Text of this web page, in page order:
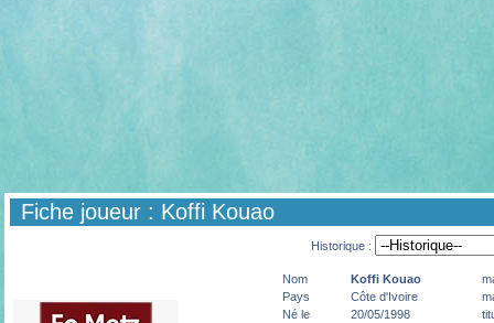
Fiche joueur : Koffi Kouao
Historique :
Nom Koffi Kouao
Pays
Côte d'Ivoire
Né le
20/05/1998